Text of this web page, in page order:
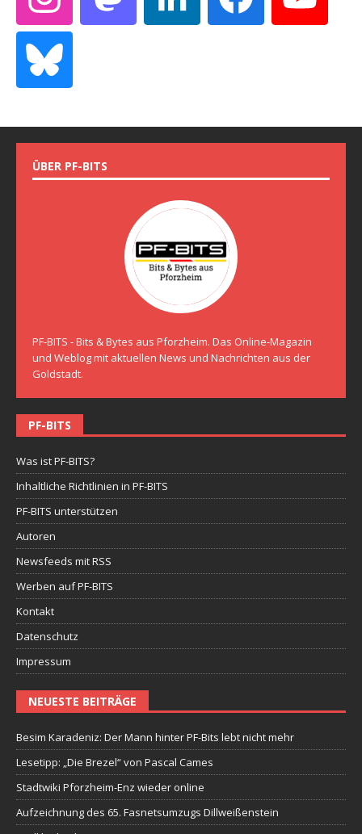
ÜBER PF-BITS
PF-BITS - Bits & Bytes aus Pforzheim. Das Online-Magazin
und Weblog mit aktuellen News und Nachrichten aus der
Goldstadt.
PF-BITS
Was ist PF-BITS?
Inhaltliche Richtlinien in PF-BITS
PF-BITS unterstützen
Autoren
Newsfeeds mit RSS
Werben auf PF-BITS
Kontakt
Datenschutz
Impressum
NEUESTE BEITRÄGE
Besim Karadeniz: Der Mann hinter PF-Bits lebt nicht mehr
Lesetipp: „Die Brezel“ von Pascal Cames
Stadtwiki Pforzheim-Enz wieder online
Aufzeichnung des 65. Fasnetsumzugs Dillweißenstein